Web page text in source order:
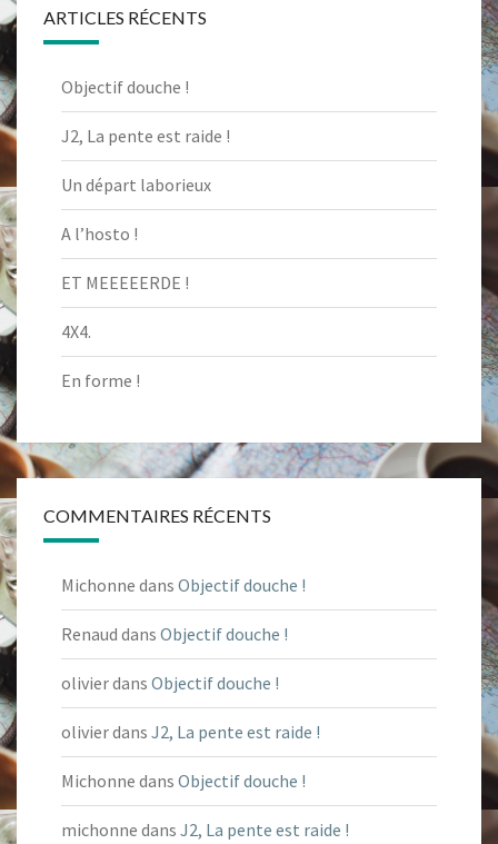
ARTICLES RÉCENTS
Objectif douche !
J2, La pente est raide !
Un départ laborieux
A l’hosto !
ET MEEEEERDE !
4X4.
En forme !
COMMENTAIRES RÉCENTS
Michonne dans Objectif douche !
Renaud dans Objectif douche !
olivierdans Objectif douche !
olivierdans J2, La pente est raide !
Michonne dans Objectif douche !
michonne dans J2, La pente est raide !